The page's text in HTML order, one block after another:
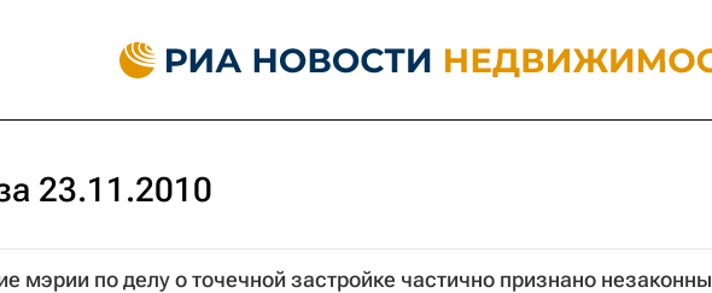
23.11.2010
мэрии по делу о точечной застройке частично признано